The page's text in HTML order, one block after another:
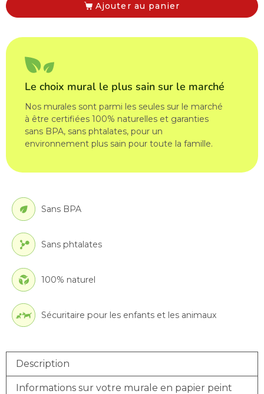
Ajouter au panier
Le choix mural le plus sain sur le marché
Nos murales sont parmi les seules sur le marché
à être certifiées 100% naturelles et garanties
sans BPA, sans phtalates, pour un
environnement plus sain pour toute la famille.
Sans BPA
Sans phtalates
100% naturel
Sécuritaire pour les enfants et les animaux
Description
Informations sur votre murale en papier peint